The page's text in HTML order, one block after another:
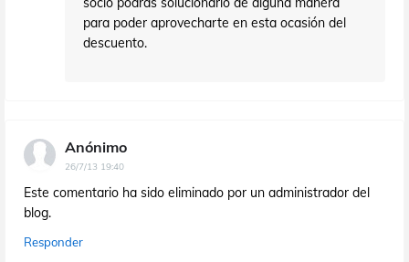
para poder aprovecharte en esta ocasión del
descuento.
Anónimo
26/7/13 19:40
Este comentario ha sido eliminado por un administrador del
blog.
Responder